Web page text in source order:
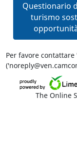
Questionario
turismo
Per favore
The Online